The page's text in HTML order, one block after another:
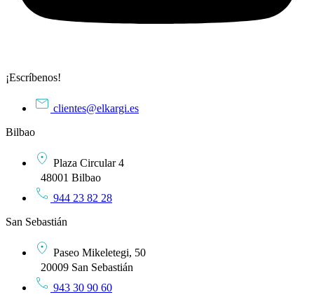
¡Escríbenos!
clientes@elkargi.es
Bilbao
Plaza Circular 4
48001 Bilbao
944 23 82 28
San Sebastián
Paseo Mikeletegi, 50
20009 San Sebastián
943 30 90 60